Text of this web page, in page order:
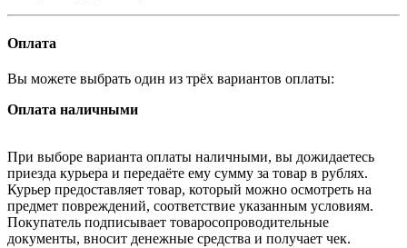
Оплата
Вы можете выбрать один из трёх вариантов оплаты:
Оплата наличными
При выборе варианта оплаты наличными, вы дожидаетесь
приезда курьера и передаёте ему сумму за товар в рублях.
Курьер предоставляет товар, который можно осмотреть на
предмет повреждений, соответствие указанным условиям.
Покупатель подписывает товаросопроводительные
документы, вносит денежные средства и получает чек.